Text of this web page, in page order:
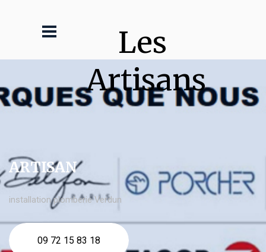
Les
Artisans
ARTISAN
installation plomberie Verdun
09 72 15 83 18